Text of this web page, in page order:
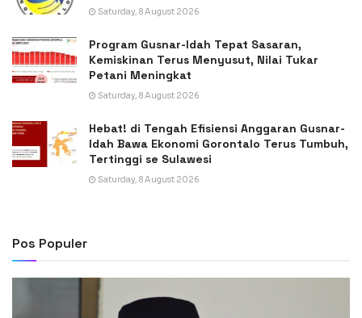
Saturday, 8 August 2026
Program Gusnar-Idah Tepat Sasaran,
Kemiskinan Terus Menyusut, Nilai Tukar
Petani Meningkat
Saturday, 8 August 2026
Hebat! di Tengah Efisiensi Anggaran Gusnar-
Idah Bawa Ekonomi Gorontalo Terus Tumbuh,
Tertinggi se Sulawesi
Saturday, 8 August 2026
Pos Populer